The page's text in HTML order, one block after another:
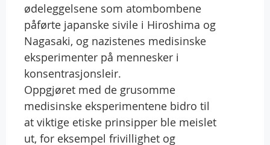
ødeleggelsene som atombombene
påførte japanske sivile i Hiroshima og
Nagasaki, og nazistenes medisinske
eksperimenter på mennesker i
konsentrasjonsleir.
Oppgjøret med de grusomme
medisinske eksperimentene bidro til
at viktige etiske prinsipper ble meislet
ut, for eksempel frivillighet og